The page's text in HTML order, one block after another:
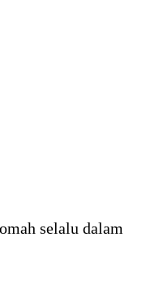
selalu dalam